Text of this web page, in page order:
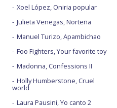
Xoel López, Oniria popular
Julieta Venegas, Norteña
Manuel Turizo, Apambichao
Foo Fighters, Your favorite toy
Madonna, Confessions II
Holly Humberstone, Cruel
world
Laura Pausini, Yo canto 2